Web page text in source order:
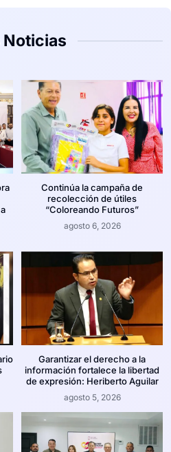
Noticias
Continúa la campaña de
recolección de útiles
“Coloreando Futuros”
agosto 6, 2026
Garantizar el derecho a la
información fortalece la libertad
de expresión: Heriberto Aguilar
agosto 5, 2026